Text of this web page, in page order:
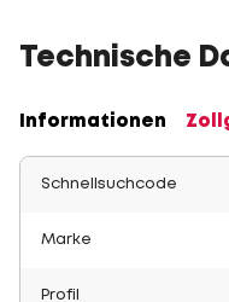
Technische
Informationen
Schnellsuchcode
Marke
Profil